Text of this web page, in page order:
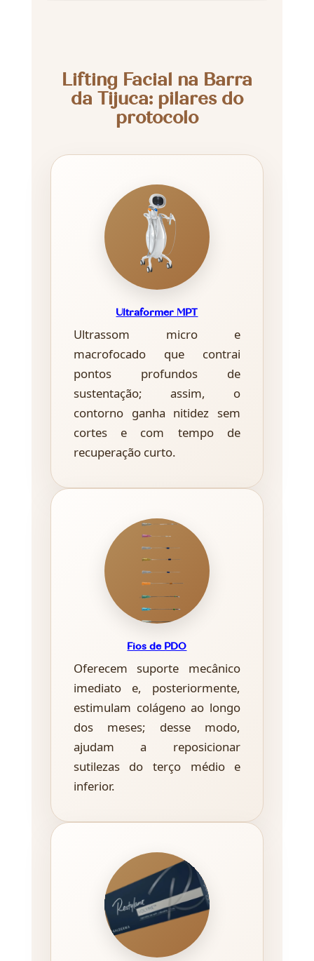
Lifting Facial na Barra
da Tijuca: pilares do
protocolo
Ultraformer MPT
Ultrassom micro e
macrofocado que contrai
pontos profundos de
sustentação; assim, o
contorno ganha nitidez sem
cortes e com tempo de
recuperação curto.
Fios de PDO
Oferecem suporte mecânico
imediato e, posteriormente,
estimulam colágeno ao longo
dos meses; desse modo,
ajudam a reposicionar
sutilezas do terço médio e
inferior.